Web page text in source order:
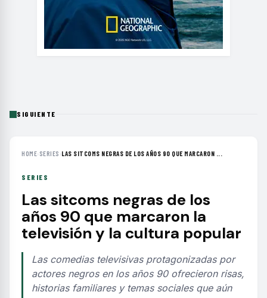
SIGUIENTE
HOME› SERIES ›LAS SITCOMS NEGRAS DE LOS AÑOS 90 QUE MARCARON ...
SERIES
Las sitcoms negras de los
años 90 que marcaron la
televisión y la cultura popular
Las comedias televisivas protagonizadas por
actores negros en los años 90 ofrecieron risas,
historias familiares y temas sociales que aún